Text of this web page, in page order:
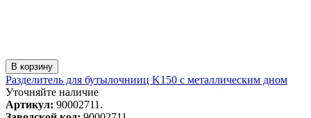
В корзину
Разделитель для бутылочнииц K150 с металлическим дном
Уточняйте наличие
Артикул: 90002711.